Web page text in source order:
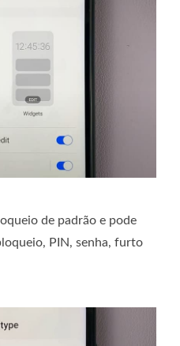
de padrão e pode
PIN, senha, furto